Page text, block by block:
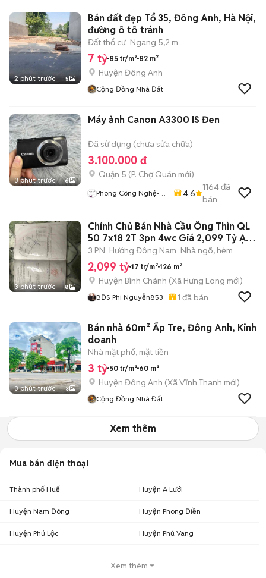
2 phút trước 5
Bán đất đẹp Tổ 35, Đông Anh, Hà Nội,
đường ô tô tránh
Đất thổ cư Ngang 5,2 m
7 tỷ 85 tr/m² 82 m²
Huyện Đông Anh
Cộng Đồng Nhà Đất
3 phút trước 6
Máy ảnh Canon A3300 IS Đen
Đã sử dụng (chưa sửa chữa)
3.100.000 đ
Quận 5 (P. Chợ Quán mới)
Phong Công Nghệ-
4.6
1164đã
bán
3 phút trước 8
Chính Chủ Bán Nhà Cầu Ông Thìn QL
50 7x18 2T 3pn 4wc Giá 2,099 Tỷ Ạ
LH
3 PN Hướng Đông Nam Nhà ngõ, hẻm
2,099 tỷ 17 tr/m² 126 m²
Huyện Bình Chánh (Xã Hưng Long mới)
BĐS Phi Nguyễn853 1 đã bán
3 phút trước 3
Bán nhà 60m² Ấp Tre, Đông Anh, Kinh
doanh
Nhà mặt phố, mặt tiền
3 tỷ 50 tr/m² 60 m²
Huyện Đông Anh (Xã Vĩnh Thanh mới)
Cộng Đồng Nhà Đất
Xem thêm
Mua bán điện thoại
Thành phố Huế Huyện A Lưới
Huyện Nam Đông Huyện Phong Điền
Huyện Phú Lộc Huyện Phú Vang
Xem thêm